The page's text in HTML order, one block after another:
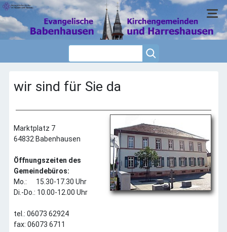
Home
Anfahrt
Gemeindebüro
Verkündigungsteam
Kontakt
Links
Wir über Uns
Harreshausen
wir sind für Sie da
Marktplatz 7
64832 Babenhausen
Öffnungszeiten des
Gemeindebüros:
Mo.: 15.30-17.30 Uhr
Di.-Do.: 10.00-12.00 Uhr
tel.: 06073 62924
fax: 06073 6711